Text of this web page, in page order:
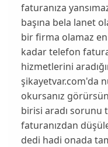
faturanıza
başına bela lanet
bir firma olamaz
kadar telefon
hizmetlerini
şikayetvar.com'da
okursanız
birisi aradı sorunu
faturanızdan
dedi hadi onada